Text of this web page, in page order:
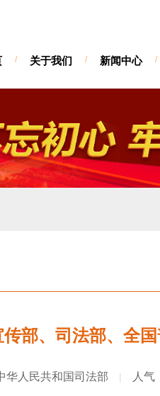
/ 关于我们 / 新闻中心 /
传部、司法部、全
华人民共和国司法部 | 人气